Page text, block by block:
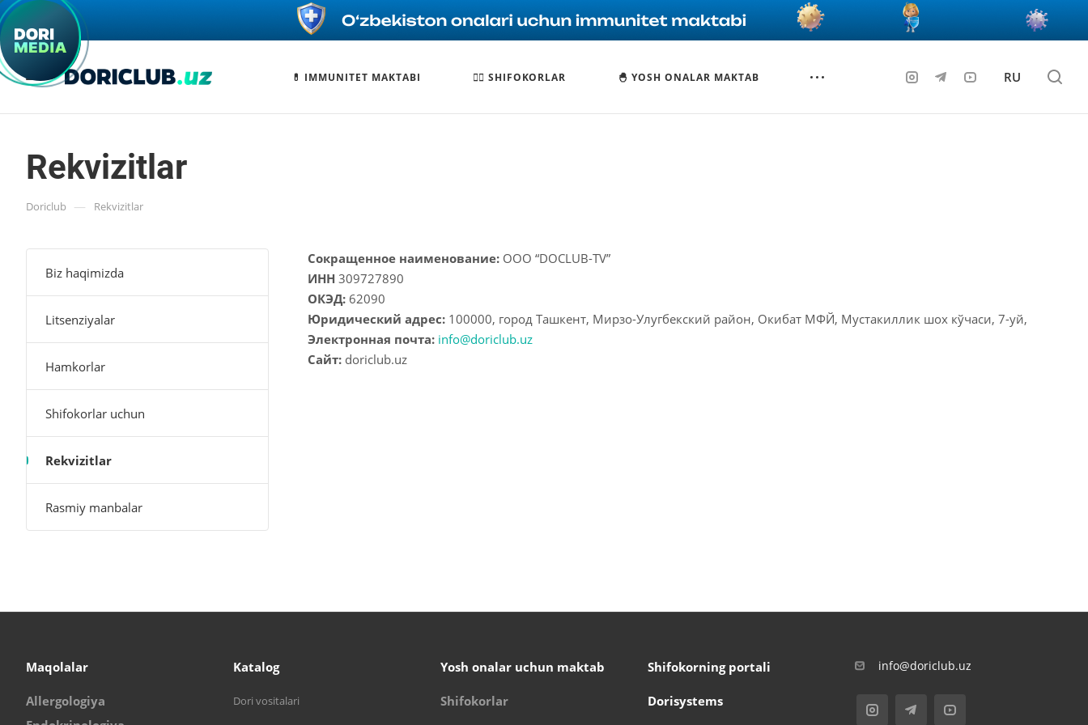
💊 IMMUNITET MAKTABI 🧑‍⚕️ SHIFOKORLAR 🐣 YOSH ONALAR MAKTAB RU
Rekvizitlar
Doriclub — Rekvizitlar
Сокращенное наименование: ООО “DOCLUB-TV”
ИНН 309727890
ОКЭД: 62090
Юридический адрес: 100000, город Ташкент, Мирзо-Улугбекский район, Окибат МФЙ, Мустакиллик шох кўчаси, 7-уй,
Электронная почта: info@doriclub.uz
Сайт: doriclub.uz
Biz haqimizda
Litsenziyalar
Hamkorlar
Shifokorlar uchun
Rekvizitlar
Rasmiy manbalar
Maqolalar
Allergologiya
Katalog
Dori vositalari
Yosh onalar uchun maktab
Shifokorlar
Shifokorning portali
Dorisystems
info@doriclub.uz